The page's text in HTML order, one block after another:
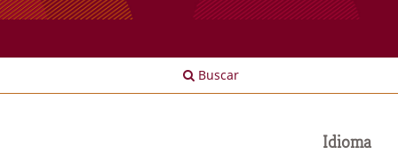
Buscar
Idioma